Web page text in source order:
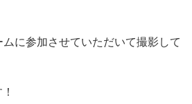
に参加させていただいて撮影して